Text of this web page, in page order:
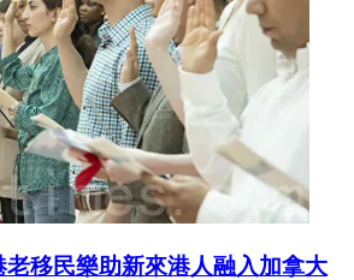
移民樂助新來港人融入加拿大